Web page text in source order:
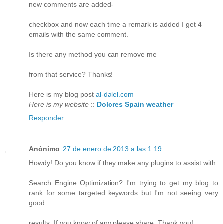
new comments are added-
checkbox and now each time a remark is added I get 4
emails with the same comment.
Is there any method you can remove me
from that service? Thanks!
Here is my blog post al-dalel.com
Here is my website :: Dolores Spain weather
Responder
Anónimo 27 de enero de 2013 a las 1:19
Howdy! Do you know if they make any plugins to assist with
Search Engine Optimization? I'm trying to get my blog to
rank for some targeted keywords but I'm not seeing very
good